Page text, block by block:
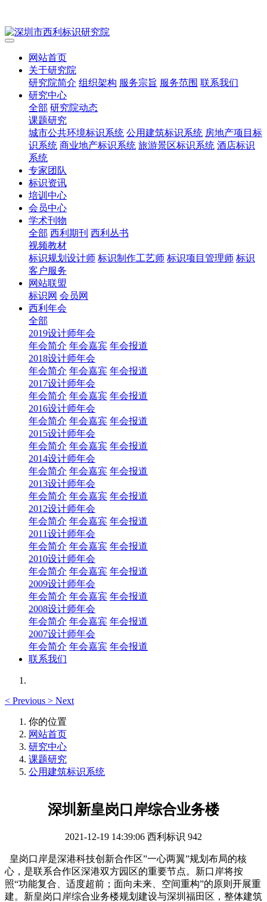
网站首页
关于研究院
研究院简介 组织架构 服务宗旨 服务范围 联系我们
研究中心
全部 研究院动态
课题研究
城市公共环境标识系统 公用建筑标识系统 房地产项目标
识系统 商业地产标识系统 旅游景区标识系统 酒店标识
系统
专家团队
标识资讯
培训中心
会员中心
学术刊物
全部 西利期刊 西利丛书
视频教材
标识规划设计师 标识制作工艺师 标识项目管理师 标识
客户服务
网站联盟
标识网 会员网
西利年会
全部
2019设计师年会
年会简介 年会嘉宾 年会报道
2018设计师年会
年会简介 年会嘉宾 年会报道
2017设计师年会
年会简介 年会嘉宾 年会报道
2016设计师年会
年会简介 年会嘉宾 年会报道
2015设计师年会
年会简介 年会嘉宾 年会报道
2014设计师年会
年会简介 年会嘉宾 年会报道
2013设计师年会
年会简介 年会嘉宾 年会报道
2012设计师年会
年会简介 年会嘉宾 年会报道
2011设计师年会
年会简介 年会嘉宾 年会报道
2010设计师年会
年会简介 年会嘉宾 年会报道
2009设计师年会
年会简介 年会嘉宾 年会报道
2008设计师年会
年会简介 年会嘉宾 年会报道
2007设计师年会
年会简介 年会嘉宾 年会报道
联系我们
< Previous > Next
你的位置
网站首页
研究中心
课题研究
公用建筑标识系统
深圳新皇岗口岸综合业务楼
2021-12-19 14:39:06 西利标识 942
皇岗口岸是深港科技创新合作区”一心两翼”规划布局的核
心，是联系合作区深港双方园区的重要节点。新口岸将按
照“功能复合、适度超前；面向未来、空间重构”的原则开展重
建。新皇岗口岸综合业务楼规划建设与深圳福田区，整体建筑